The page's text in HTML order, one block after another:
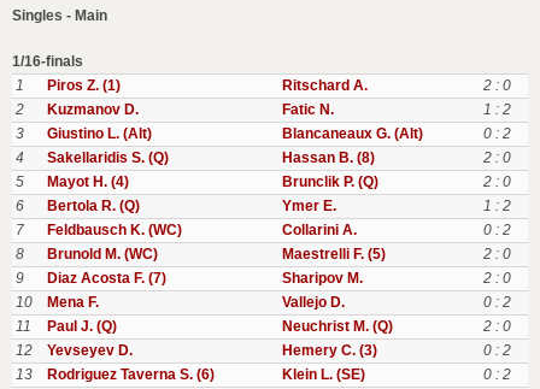
Singles - Main
1/16-finals
1
Piros Z. (1) Ritschard A.
2 : 0
2
Kuzmanov D. Fatic N.
1 : 2
3
Giustino L. (Alt) Blancaneaux G. (Alt)
0 : 2
4
Sakellaridis S. (Q) Hassan B. (8)
2 : 0
5
Mayot H. (4) Brunclik P. (Q)
2 : 0
6
Bertola R. (Q) Ymer E.
1 : 2
7
Feldbausch K. (WC) Collarini A.
0 : 2
8
Brunold M. (WC) Maestrelli F. (5)
2 : 0
9
Diaz Acosta F. (7) Sharipov M.
2 : 0
10
Mena F. Vallejo D.
0 : 2
11
Paul J. (Q) Neuchrist M. (Q)
2 : 0
12
Yevseyev D. Hemery C. (3)
0 : 2
13
Rodriguez Taverna S. (6) Klein L. (SE) 0 : 2